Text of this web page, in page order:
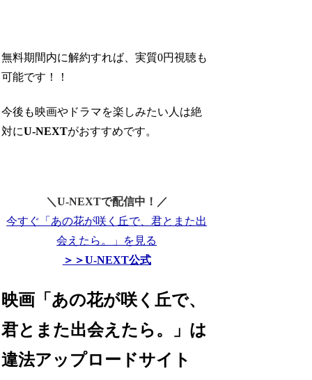
無料期間内に解約すれば、実質0円視聴も
可能です！！
今後も映画やドラマを楽しみたい人は絶
対にU-NEXTがおすすめです。
＼U-NEXTで配信中！／
今すぐ「あの花が咲く丘で、君とまた出
会えたら。」を見る
＞＞U-NEXT公式
映画「あの花が咲く丘で、
君とまた出会えたら。」は
違法アップロードサイト